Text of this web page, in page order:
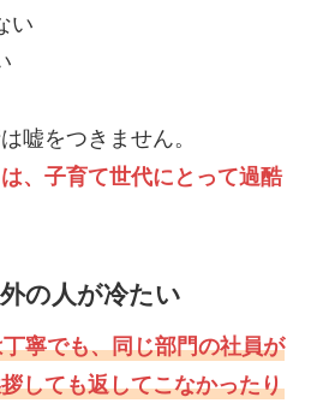
い
嘘をつきません。
、子育て世代にとって過酷
の人が冷たい
寧でも、同じ部門の社員が
しても返してこなかったり